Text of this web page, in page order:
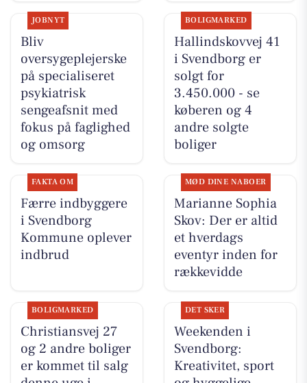
JOBNYT
Bliv
oversygeplejerske
på specialiseret
psykiatrisk
sengeafsnit med
fokus på faglighed
og omsorg
BOLIGMARKED
Hallindskovvej 41
i Svendborg er
solgt for
3.450.000 - se
køberen og 4
andre solgte
boliger
FAKTA OM
Færre indbyggere
i Svendborg
Kommune oplever
indbrud
MØD DINE NABOER
Marianne Sophia
Skov: Der er altid
et hverdags
eventyr inden for
rækkevidde
BOLIGMARKED
Christiansvej 27
og 2 andre boliger
er kommet til salg
DET SKER
Weekenden i
Svendborg:
Kreativitet, sport